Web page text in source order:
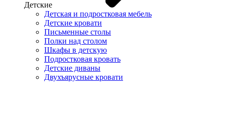
Детские
Детская и подростковая мебель
Детские кровати
Письменные столы
Полки над столом
Шкафы в детскую
Подростковая кровать
Детские диваны
Двухъярусные кровати